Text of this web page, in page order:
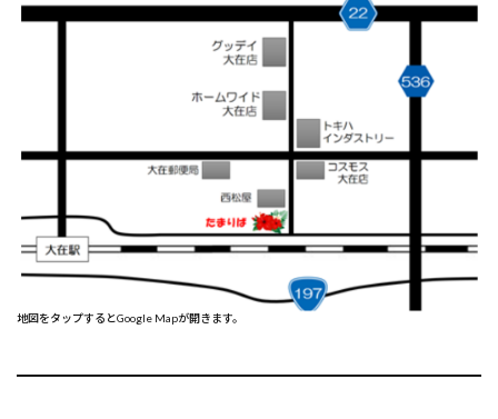
地図をタップするとGoogle Mapが開きます。